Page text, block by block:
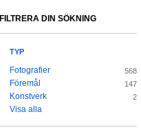
FILTRERA DIN SÖKNING
TYP
Fotografier 568
Föremål 147
Konstverk 2
Visa alla